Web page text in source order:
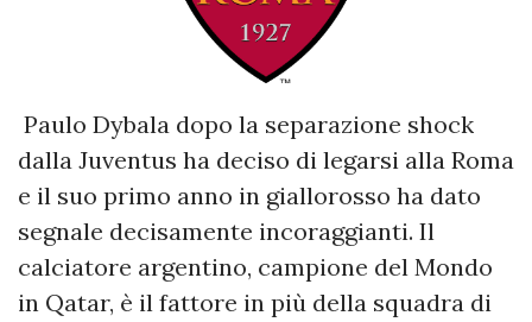
Paulo Dybala dopo la separazione shock
dalla Juventus ha deciso di legarsi alla Roma
e il suo primo anno in giallorosso ha dato
segnale decisamente incoraggianti. Il
calciatore argentino, campione del Mondo
in Qatar, è il fattore in più della squadra di